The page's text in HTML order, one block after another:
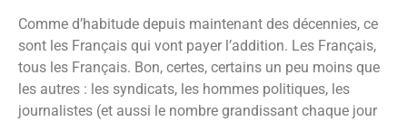
Comme d’habitude depuis maintenant des décennies, ce
sont les Français qui vont payer l’addition. Les Français,
tous les Français. Bon, certes, certains un peu moins que
les autres : les syndicats, les hommes politiques, les
journalistes (et aussi le nombre grandissant chaque jour